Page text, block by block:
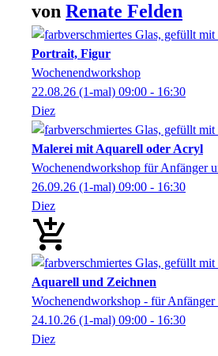
von Renate Felden
Portrait, Figur
Wochenendworkshop
22.08.26 (1-mal) 09:00 - 16:30
Diez
Malerei mit Aquarell oder Acryl
Wochenendworkshop für Anfänger
26.09.26 (1-mal) 09:00 - 16:30
Diez
Aquarell und Zeichnen
Wochenendworkshop - für Anfänger
24.10.26 (1-mal) 09:00 - 16:30
Diez